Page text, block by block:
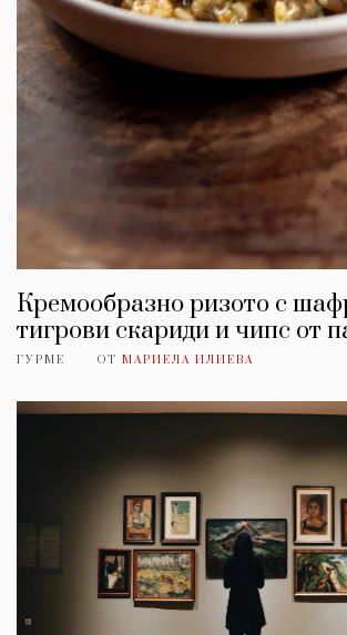
Кремообразно ризото с
тигрови скариди и чипс от
ГУРМЕ ОТ МАРИЕЛА ИЛИЕВА